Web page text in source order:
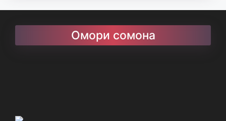
Омори сомона